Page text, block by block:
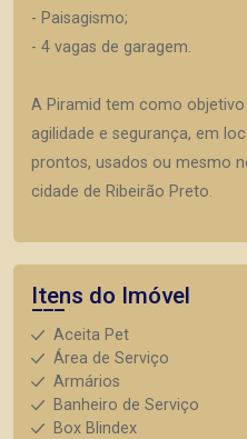
- Paisagismo;
- 4 vagas de garagem.
A Piramid tem como
agilidade e segurança, em
prontos, usados ou mesmo
cidade de Ribeirão Preto.
Itens do Imóvel
Aceita Pet
Área de Serviço
Armários
Banheiro de Serviço
Box Blindex